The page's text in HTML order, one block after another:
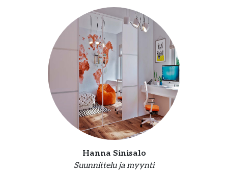
Hanna Sinisalo
Suunnittelu ja myynti